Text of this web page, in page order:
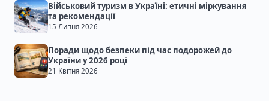
Військовий туризм в Україні: етичні міркування
та рекомендації
15 Липня 2026
Поради щодо безпеки під час подорожей до
України у 2026 році
21 Квітня 2026